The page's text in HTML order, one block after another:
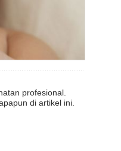
profesional.
di artikel ini.